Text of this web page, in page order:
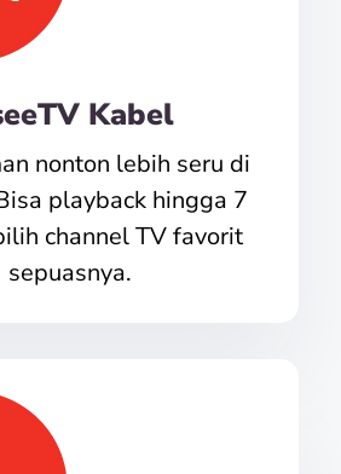
Kabel
nonton lebih seru di
playback hingga 7
channel TV favorit
sepuasnya.